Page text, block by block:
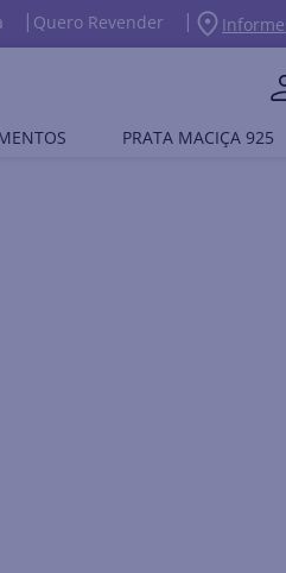
Quero Revender
PRATA MACIÇA 925